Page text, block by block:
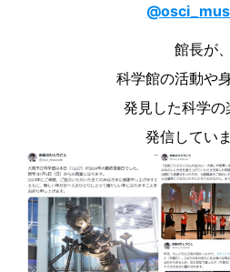
館長が、
科学館の活動や
発見した科学の
発信していま